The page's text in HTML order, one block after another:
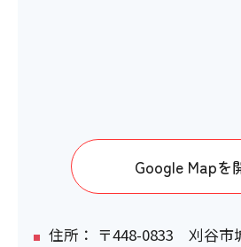
Google Mapを
住所： 〒448-0833 刈谷市